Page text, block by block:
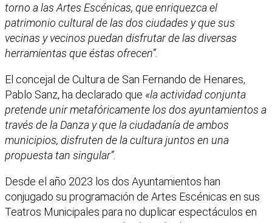
torno a las Artes Escénicas, que enriquezca el
patrimonio cultural de las dos ciudades y que sus
vecinas y vecinos puedan disfrutar de las diversas
herramientas que éstas ofrecen”.
El concejal de Cultura de San Fernando de Henares,
Pablo Sanz, ha declarado que «la actividad conjunta
pretende unir metafóricamente los dos ayuntamientos a
través de la Danza y que la ciudadanía de ambos
municipios, disfruten de la cultura juntos en una
propuesta tan singular”.
Desde el año 2023 los dos Ayuntamientos han
conjugado su programación de Artes Escénicas en sus
Teatros Municipales para no duplicar espectáculos en